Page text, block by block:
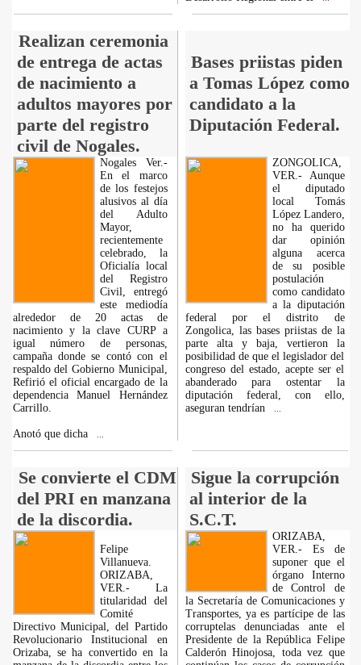
Realizan ceremonia
de entrega de actas
de nacimiento a
adultos mayores por
parte del registro
civil de Nogales.
Bases priistas piden
a Tomas López como
candidato a la
Diputación Federal.
Nogales Ver.-
En el marco
de los festejos
alusivos al día
del Adulto
Mayor,
recientemente
celebrado, la
Oficialía local
del Registro
Civil, entregó
este mediodía
alrededor de 20 actas de
nacimiento y la clave CURP a
igual número de personas,
campaña donde se contó con el
respaldo del Gobierno Municipal,
Refirió el oficial encargado de la
dependencia Manuel Hernández
Carrillo.
Anotó que dicha
ZONGOLICA,
VER.- Aunque
el diputado
local Tomás
López Landero,
no ha querido
dar opinión
alguna acerca
de su posible
postulación
como candidato
a la diputación
federal por el distrito de
Zongolica, las bases priistas de la
parte alta y baja, vertieron la
posibilidad de que el legislador del
congreso del estado, acepte ser el
abanderado para ostentar la
diputación federal, con ello,
aseguran tendrían
Se convierte el CDM
del PRI en manzana
de la discordia.
Sigue la corrupción
al interior de la
S.C.T.
Felipe
Villanueva.
ORIZABA,
VER.- La
titularidad del
Comité
Directivo Municipal, del Partido
Revolucionario Institucional en
Orizaba, se ha convertido en la
ORIZABA,
VER.- Es de
suponer que el
órgano Interno
de Control de
la Secretaría de Comunicaciones y
Transportes, ya es partícipe de las
corruptelas denunciadas ante el
Presidente de la República Felipe
Calderón Hinojosa, toda vez que